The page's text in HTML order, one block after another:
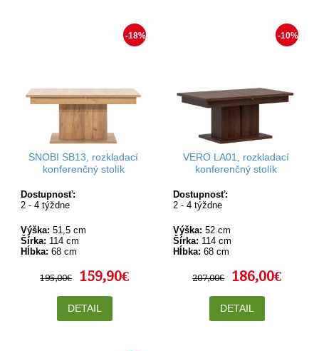
-18%
SNOBI SB13, rozkladací
konferenčný stolík
Dostupnosť:
2 - 4 týždne
Výška: 51,5 cm
Šírka: 114 cm
Hĺbka: 68 cm
195,00€ 159,90€
DETAIL
-10%
VERO LA01, rozkladací
konferenčný stolík
Dostupnosť:
2 - 4 týždne
Výška: 52 cm
Šírka: 114 cm
Hĺbka: 68 cm
207,00€ 186,00€
DETAIL